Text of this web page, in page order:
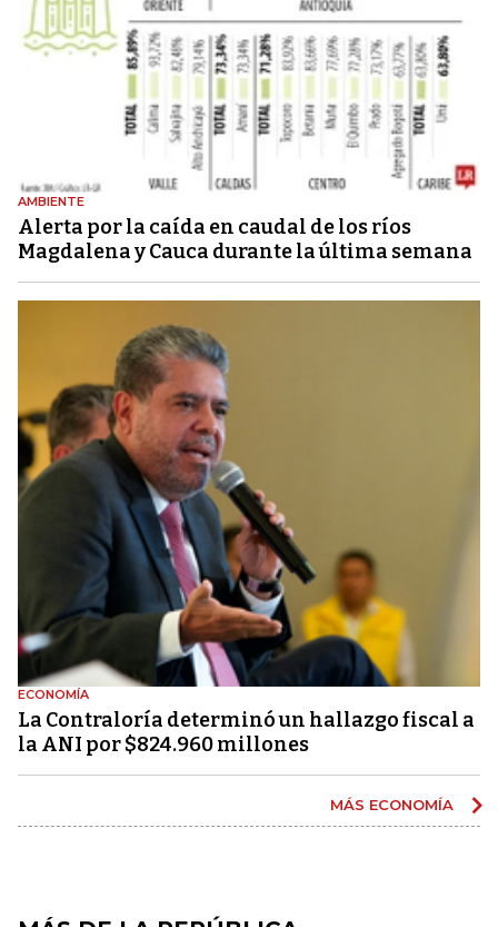
AMBIENTE
Alerta por la caída en caudal de los ríos
Magdalena y Cauca durante la última semana
ECONOMÍA
La Contraloría determinó un hallazgo fiscal a
la ANI por $824.960 millones
MÁS ECONOMÍA